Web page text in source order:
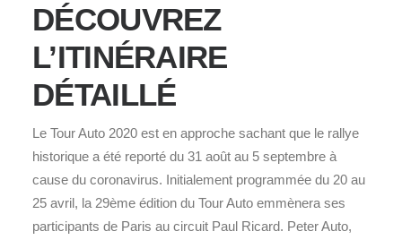
DÉCOUVREZ
L’ITINÉRAIRE
DÉTAILLÉ
Le Tour Auto 2020 est en approche sachant que le rallye
historique a été reporté du 31 août au 5 septembre à
cause du coronavirus. Initialement programmée du 20 au
25 avril, la 29ème édition du Tour Auto emmènera ses
participants de Paris au circuit Paul Ricard. Peter Auto,